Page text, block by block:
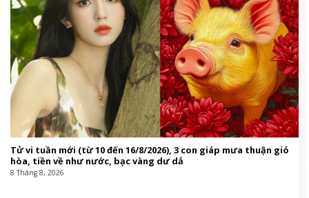
Tử vi tuần mới (từ 10 đến 16/8/2026), 3 con giáp mưa thuận gió
hòa, tiền về như nước, bạc vàng dư dả
8 Tháng 8, 2026